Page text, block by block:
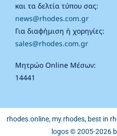
και τα δελτία τύπου σας:
news@rhodes.com.gr
Για διαφήμιση ή χορηγίες:
sales@rhodes.com.gr
Μητρώο Online Μέσων:
14441
rhodes.online, my.rhodes, best in
logos © 2005-2026